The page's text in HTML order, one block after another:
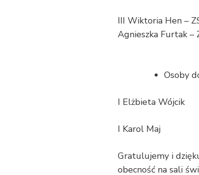
III Wiktoria Hen –
Agnieszka Furtak –
Osoby
I Elżbieta Wójcik
I Karol Maj
Gratulujemy i
obecność na sali